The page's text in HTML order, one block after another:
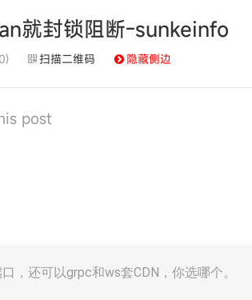
就封锁阻断-sunkeinfo
扫描二维码 隐藏侧边
post
，还可以grpc和ws套CDN，你选哪个。